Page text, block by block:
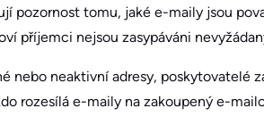
pozornost tomu, jaké e-maily jsou
příjemci nejsou zasypáváni
nebo neaktivní adresy, poskytovatelé
rozesílá e-maily na zakoupený e-